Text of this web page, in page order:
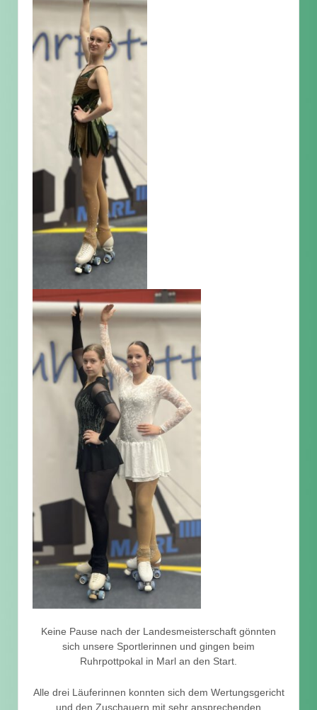
Keine Pause nach der Landesmeisterschaft gönnten
sich unsere Sportlerinnen und gingen beim
Ruhrpottpokal in Marl an den Start.
Alle drei Läuferinnen konnten sich dem Wertungsgericht
und den Zuschauern mit sehr ansprechenden